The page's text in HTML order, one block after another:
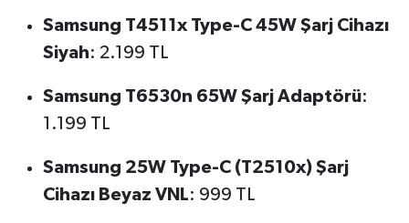
Samsung T4511x Type-C 45W Şarj Cihazı
Siyah: 2.199 TL
Samsung T6530n 65W Şarj Adaptörü:
1.199 TL
Samsung 25W Type-C (T2510x) Şarj
Cihazı Beyaz VNL: 999 TL